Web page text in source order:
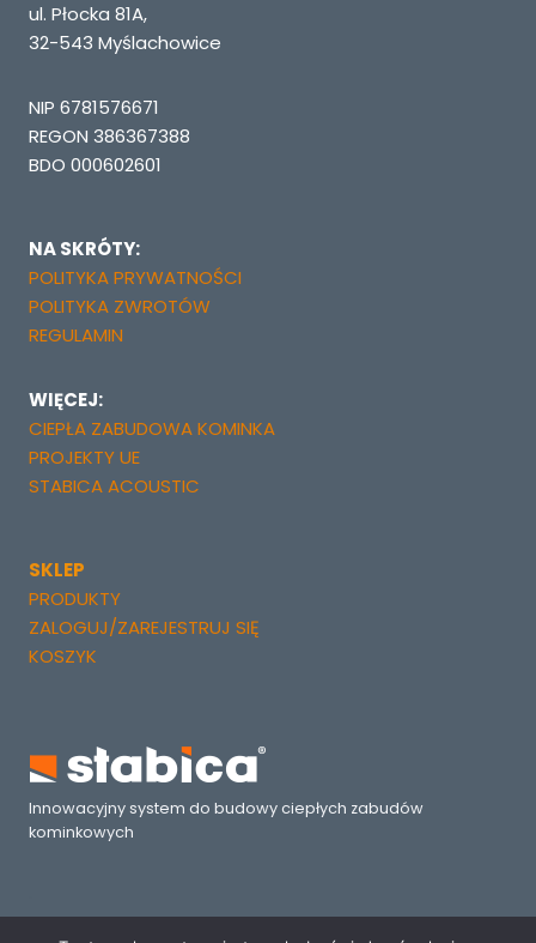
ul. Płocka 81A,
32-543 Myślachowice
NIP 6781576671
REGON 386367388
BDO 000602601
NA SKRÓTY:
POLITYKA PRYWATNOŚCI
POLITYKA ZWROTÓW
REGULAMIN
WIĘCEJ:
CIEPŁA ZABUDOWA KOMINKA
PROJEKTY UE
STABICA ACOUSTIC
SKLEP
PRODUKTY
ZALOGUJ/ZAREJESTRUJ SIĘ
KOSZYK
Innowacyjny system do budowy ciepłych zabudów
kominkowych